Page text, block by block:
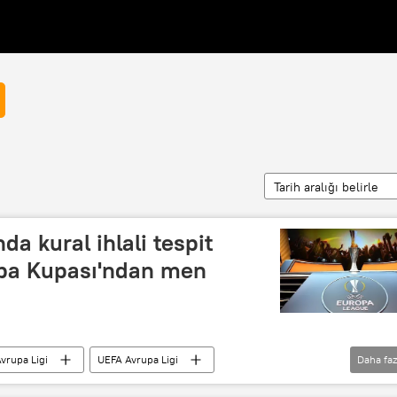
Tarih aralığı belirle
kural ihlali tespit
Kupası'ndan men
Ligi
UEFA Avrupa Ligi
Süper Ligi Hisse
hisse senedi
Daha